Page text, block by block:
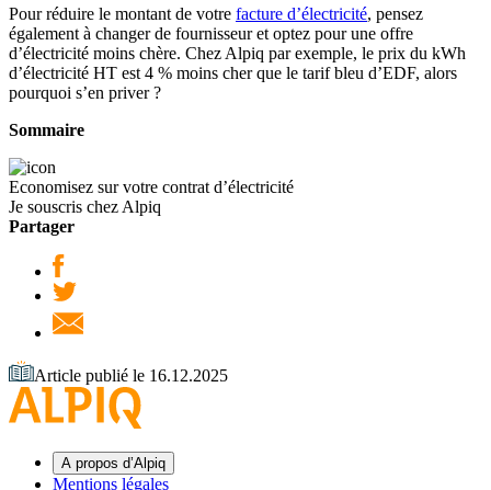
Pour réduire le montant de votre facture d’électricité, pensez
également à changer de fournisseur et optez pour une offre
d’électricité moins chère. Chez Alpiq par exemple, le prix du kWh
d’électricité HT est 4 % moins cher que le tarif bleu d’EDF, alors
pourquoi s’en priver ?
Sommaire
Economisez sur votre contrat d’électricité
Je souscris chez Alpiq
Partager
Article publié le 16.12.2025
A propos d’Alpiq
Mentions légales